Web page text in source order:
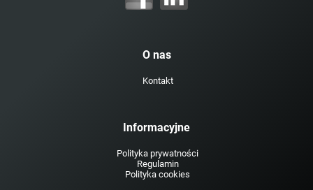
O nas
Kontakt
Informacyjne
Polityka prywatności
Regulamin
Polityka cookies